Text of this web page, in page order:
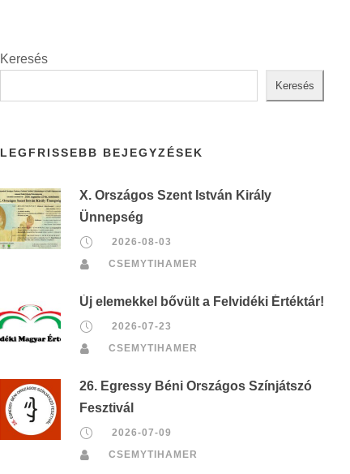
Keresés
Keresés
LEGFRISSEBB BEJEGYZÉSEK
X. Országos Szent István Király
Ünnepség
2026-08-03
CSEMYTIHAMER
Új elemekkel bővült a Felvidéki Értéktár!
2026-07-23
CSEMYTIHAMER
26. Egressy Béni Országos Színjátszó
Fesztivál
2026-07-09
CSEMYTIHAMER